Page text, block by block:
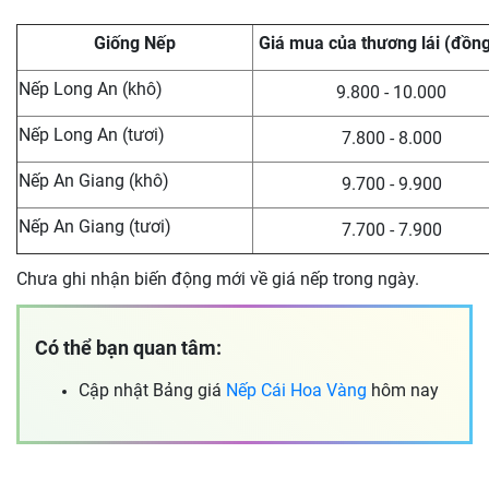
Giống Nếp Giá mua của thương lái
Nếp Long An (khô) 9.800 - 10.000
Nếp Long An (tươi) 7.800 - 8.000
Nếp An Giang (khô) 9.700 - 9.900
Nếp An Giang (tươi) 7.700 - 7.900
Chưa ghi nhận biến động mới về giá nếp trong ngày.
Có thể bạn quan tâm:
Cập nhật Bảng giá Nếp Cái Hoa Vàng hôm nay